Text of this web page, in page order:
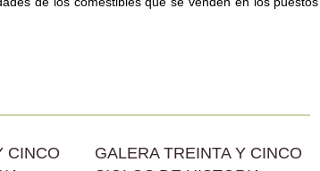
CINCO
GALERA TREINTA Y CINCO